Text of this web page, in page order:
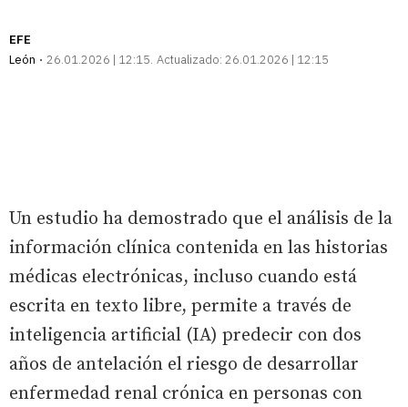
EFE
León
26.01.2026 | 12:15 Actualizado: 26.01.2026 | 12:15
Un estudio ha demostrado que el análisis de la
información clínica contenida en las historias
médicas electrónicas, incluso cuando está
escrita en texto libre, permite a través de
inteligencia artificial (IA) predecir con dos
años de antelación el riesgo de desarrollar
enfermedad renal crónica en personas con